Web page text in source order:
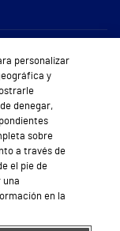
trabajo
personalizar
y
denegar,
sobre
a través de
el pie de
una
en la